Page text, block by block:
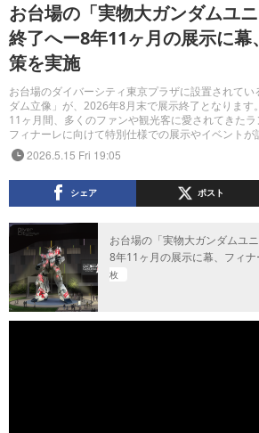
お台場の「実物大ガンダムユ
終了へー8年11ヶ月の展示に
策を実施
お台場のダイバーシティ東京プラザに設置されて
ダム立像」が、2026年8月末で展示終了となりま
11ヶ月間、多くのファンや観光客に愛されてきたラ
フィナーレに向けて特別仕様での展示やイベントが
2026.5.15 Fri 19:05
シェア ポスト
お台場の「実物大ガンダムユ
8年11ヶ月の展示に幕、フィ
枚